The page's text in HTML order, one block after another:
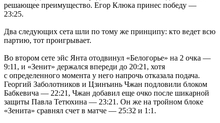
решающее преимущество. Егор Клюка принес победу —
23:25.
Два следующих сета шли по тому же принципу: кто ведет всю
партию, тот проигрывает.
Во втором сете эйс Янта отодвинул «Белогорье» на 2 очка —
9:11, и «Зенит» держался впереди до 20:21, хотя
с определенного момента у него напрочь отказала подача.
Георгий Заболотников и Цзинъинь Чжан подловили блоком
Бабкевича — 22:21, Чжан добавил еще очко после шикарной
защиты Павла Тетюхина — 23:21. Он же на тройном блоке
«Зенита» сравнял счет в матче — 25:32 и 1:1.